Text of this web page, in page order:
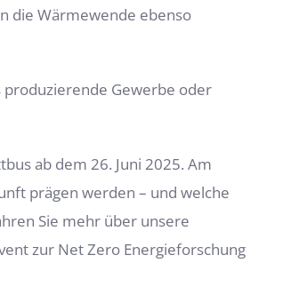
die Wärmewende ebenso
Gewerbe oder
ab dem 26. Juni 2025. Am
prägen werden – und welche
Sie mehr über unsere
zur Net Zero Energieforschung